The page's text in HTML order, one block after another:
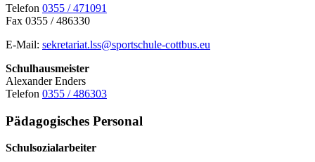
Telefon 0355 / 471091
Fax 0355 / 486330
E-Mail: sekretariat.lss@sportschule-cottbus.eu
Schulhausmeister
Alexander Enders
Telefon 0355 / 486303
Pädagogisches Personal
Schulsozialarbeiter